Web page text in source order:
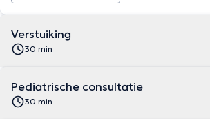
Verstuiking
30 min
Pediatrische consultatie
30 min